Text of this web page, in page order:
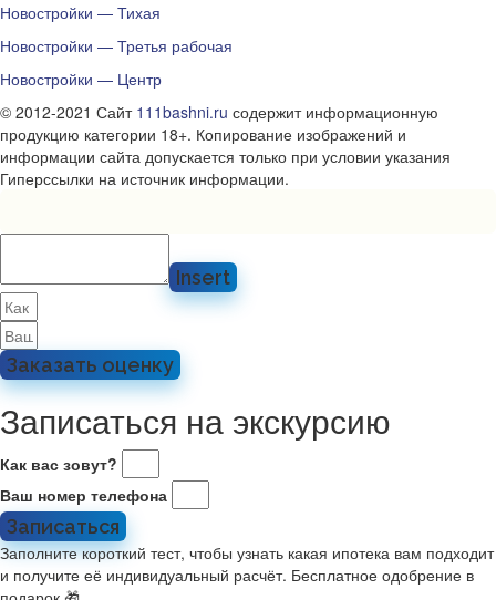
Новостройки — Тихая
Новостройки — Третья рабочая
Новостройки — Центр
© 2012-2021 Сайт 111bashni.ru содержит информационную
продукцию категории 18+. Копирование изображений и
информации сайта допускается только при условии указания
Гиперссылки на источник информации.
Insert
Заказать оценку
Записаться на экскурсию
Как вас зовут?
Ваш номер телефона
Записаться
Заполните короткий тест, чтобы узнать какая ипотека вам подходит
и получите её индивидуальный расчёт. Бесплатное одобрение в